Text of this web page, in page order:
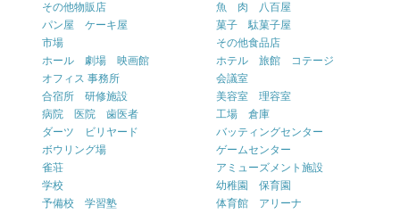
その他物販店
魚 肉 八百屋
パン屋 ケーキ屋
菓子 駄菓子屋
市場
その他食品店
ホール 劇場 映画館
ホテル 旅館 コテージ
オフィス 事務所
会議室
合宿所 研修施設
美容室 理容室
病院 医院 歯医者
工場 倉庫
ダーツ ビリヤード
バッティングセンター
ボウリング場
ゲームセンター
雀荘
アミューズメント施設
学校
幼稚園 保育園
予備校 学習塾
体育館 アリーナ